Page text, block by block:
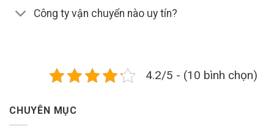
Công ty vận chuyển nào uy tín?
4.2/5 - (10 bình chọn)
CHUYÊN MỤC